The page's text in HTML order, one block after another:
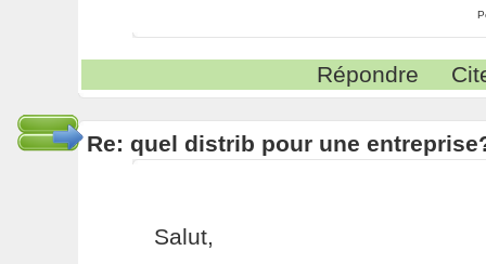
Répondre
Re: quel distrib pour une
Salut,